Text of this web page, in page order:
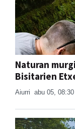
Naturan
Bisitarien
Aiurri abu 05, 08:30